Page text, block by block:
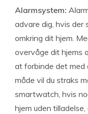
Alarmsystem:
advare dig, hvis der
omkring dit hjem.
overvåge dit hjems
at forbinde det med
måde vil du straks
smartwatch, hvis
hjem uden